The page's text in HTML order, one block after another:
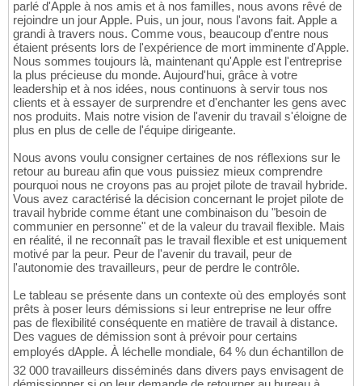
parlé d'Apple à nos amis et à nos familles, nous avons rêvé de
rejoindre un jour Apple. Puis, un jour, nous l'avons fait. Apple a
grandi à travers nous. Comme vous, beaucoup d'entre nous
étaient présents lors de l'expérience de mort imminente d'Apple.
Nous sommes toujours là, maintenant qu'Apple est l'entreprise
la plus précieuse du monde. Aujourd'hui, grâce à votre
leadership et à nos idées, nous continuons à servir tous nos
clients et à essayer de surprendre et d'enchanter les gens avec
nos produits. Mais notre vision de l'avenir du travail s'éloigne de
plus en plus de celle de l'équipe dirigeante.
Nous avons voulu consigner certaines de nos réflexions sur le
retour au bureau afin que vous puissiez mieux comprendre
pourquoi nous ne croyons pas au projet pilote de travail hybride.
Vous avez caractérisé la décision concernant le projet pilote de
travail hybride comme étant une combinaison du "besoin de
communier en personne" et de la valeur du travail flexible. Mais
en réalité, il ne reconnaît pas le travail flexible et est uniquement
motivé par la peur. Peur de l'avenir du travail, peur de
l'autonomie des travailleurs, peur de perdre le contrôle.
Le tableau se présente dans un contexte où des employés sont
prêts à poser leurs démissions si leur entreprise ne leur offre
pas de flexibilité conséquente en matière de travail à distance.
Des vagues de démission sont à prévoir pour certains
employés dApple. À léchelle mondiale, 64 % dun échantillon de
32 000 travailleurs disséminés dans divers pays envisagent de